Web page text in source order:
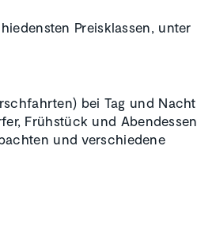
Preisklassen, unter
bei Tag und Nacht,
Frühstück und Abendessen
und verschiedene